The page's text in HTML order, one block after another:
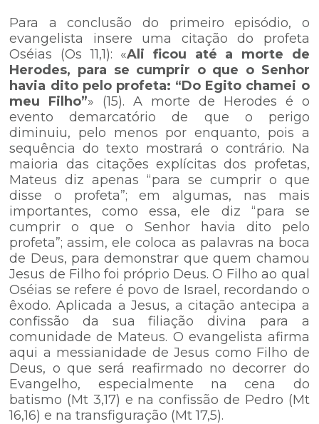
Para a conclusão do primeiro episódio, o
evangelista insere uma citação do profeta
Oséias (Os 11,1): «Ali ficou até a morte de
Herodes, para se cumprir o que o Senhor
havia dito pelo profeta: “Do Egito chamei o
meu Filho”» (15). A morte de Herodes é o
evento demarcatório de que o perigo
diminuiu, pelo menos por enquanto, pois a
sequência do texto mostrará o contrário. Na
maioria das citações explícitas dos profetas,
Mateus diz apenas “para se cumprir o que
disse o profeta”; em algumas, nas mais
importantes, como essa, ele diz “para se
cumprir o que o Senhor havia dito pelo
profeta”; assim, ele coloca as palavras na boca
de Deus, para demonstrar que quem chamou
Jesus de Filho foi próprio Deus. O Filho ao qual
Oséias se refere é povo de Israel, recordando o
êxodo. Aplicada a Jesus, a citação antecipa a
confissão da sua filiação divina para a
comunidade de Mateus. O evangelista afirma
aqui a messianidade de Jesus como Filho de
Deus, o que será reafirmado no decorrer do
Evangelho, especialmente na cena do
batismo (Mt 3,17) e na confissão de Pedro (Mt
16,16) e na transfiguração (Mt 17,5).